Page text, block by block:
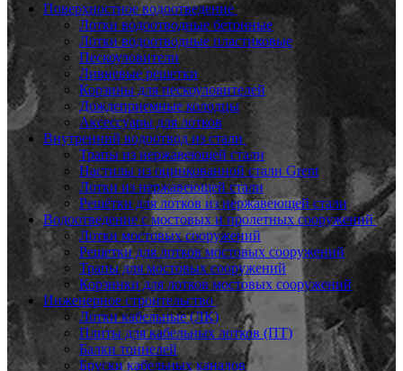
Поверхностное водоотведение
Лотки водоотводные бетонные
Лотки водоотводные пластиковые
Пескоуловители
Ливневые решетки
Корзины для пескоуловителей
Дождеприемные колодцы
Аксессуары для лотков
Внутренний водоотвод из стали
Трапы из нержавеющей стали
Настилы из оцинкованной стали Grent
Лотки из нержавеющей стали
Решётки для лотков из нержавеющей стали
Водоотведение с мостовых и пролетных сооружений
Лотки мостовых сооружений
Решетки для лотков мостовых сооружений
Трапы для мостовых сооружений
Корзинки для лотков мостовых сооружений
Инженерное строительство
Лотки кабельные (ЛК)
Плиты для кабельных лотков (ПТ)
Балки тоннелей
Бруски кабельных каналов